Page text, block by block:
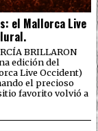
el Mallorca Live
BRILLARON
edición del
Live Occident)
el precioso
favorito volvió a